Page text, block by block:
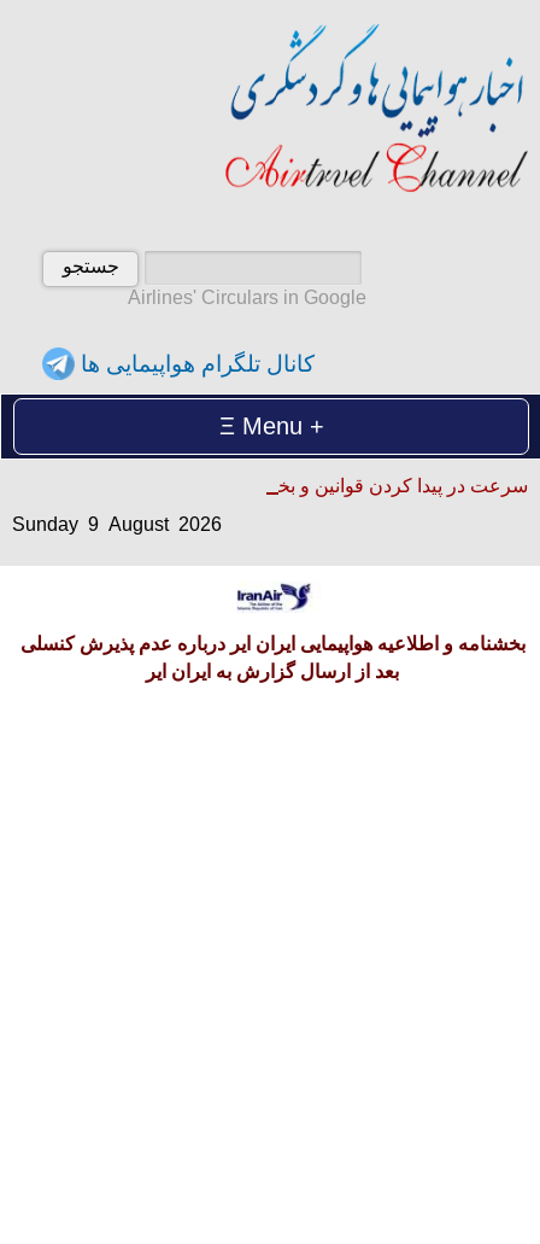
Airlines' Circulars in Google
کانال تلگرام هواپیمایی ها
Menu
سرعت در پیدا کردن قوانین و بخشنامه ها
Sunday 9 August 2026
Sunday 9 August 2026
بخشنامه و اطلاعیه هواپیمایی ایران ایر درباره عدم پذیرش کنسلی
بعد از ارسال گزارش به ایران ایر